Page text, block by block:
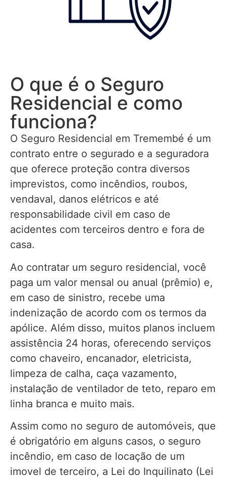
O que é o Seguro
Residencial e como
funciona?
O Seguro Residencial em Tremembé é um
contrato entre o segurado e a seguradora
que oferece proteção contra diversos
imprevistos, como incêndios, roubos,
vendaval, danos elétricos e até
responsabilidade civil em caso de
acidentes com terceiros dentro e fora de
casa.
Ao contratar um seguro residencial, você
paga um valor mensal ou anual (prêmio) e,
em caso de sinistro, recebe uma
indenização de acordo com os termos da
apólice. Além disso, muitos planos incluem
assistência 24 horas, oferecendo serviços
como chaveiro, encanador, eletricista,
limpeza de calha, caça vazamento,
instalação de ventilador de teto, reparo em
linha branca e muito mais.
Assim como no seguro de automóveis, que
é obrigatório em alguns casos, o seguro
incêndio, em caso de locação de um
imovel de terceiro, a Lei do Inquilinato (Lei